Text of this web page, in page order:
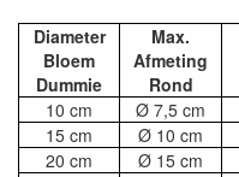
Diameter
Bloem
Dummie
Max.
Afmeting
Rond
10 cm
Ø 7,5 cm
15 cm
Ø 10 cm
20 cm
Ø 15 cm